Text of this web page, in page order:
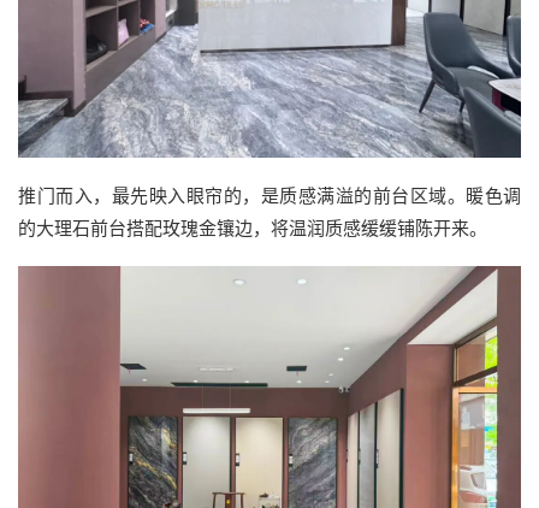
推门而入，最先映入眼帘的，是质感满溢的前台区域。暖色调
的大理石前台搭配玫瑰金镶边，将温润质感缓缓铺陈开来。